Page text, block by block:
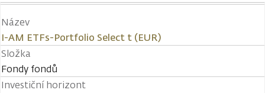
Název
I-AM ETFs-Portfolio Select t (EUR)
Složka
Fondy fondů
Investiční horizont